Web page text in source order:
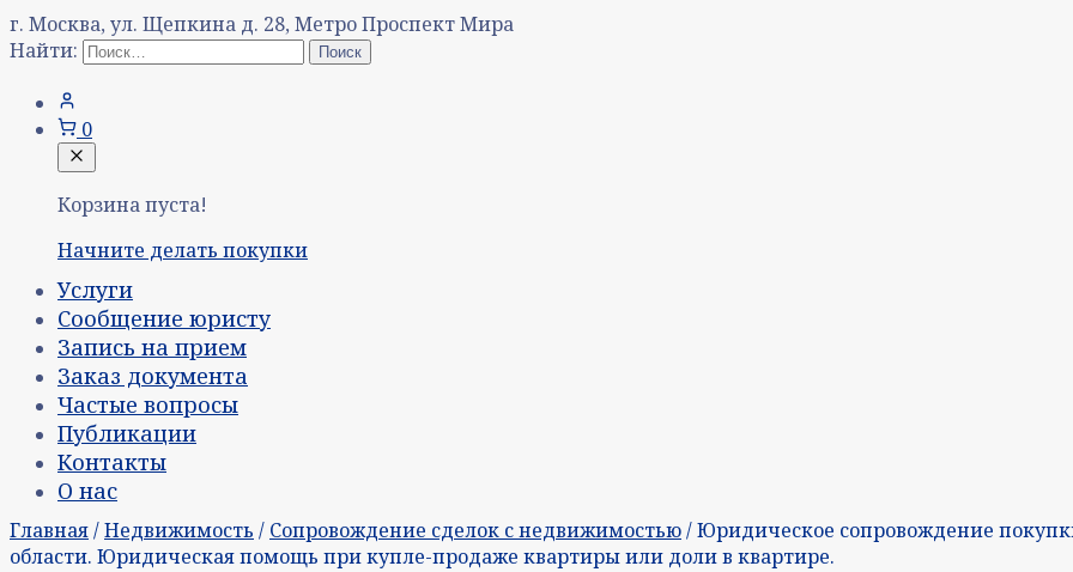
г. Москва, ул. Щепкина д. 28, Метро Проспект Мира
Найти:
0
Корзина пуста!
Начните делать покупки
Услуги
Сообщение юристу
Запись на прием
Заказ документа
Частые вопросы
Публикации
Контакты
О нас
Главная/Недвижимость / Сопровождение сделок с недвижимостью/ Юридическое сопровождение
области. Юридическая помощь при купле-продаже квартиры или доли в квартире.